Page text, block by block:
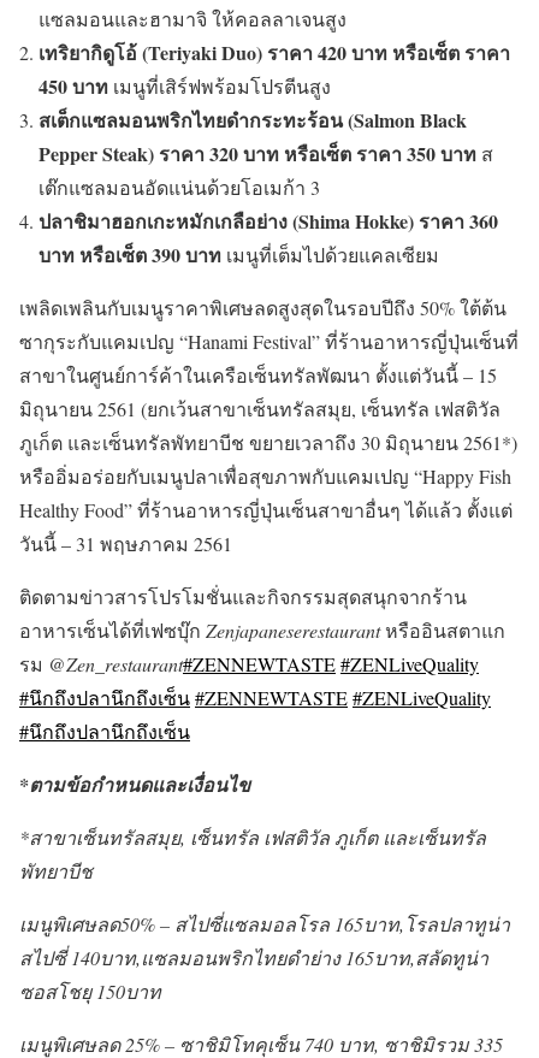
แซลมอนและฮามาจิ ให้คอลลาเจนสูง
เทริยากิดูโอ้ (Teriyaki Duo) ราคา 420 บาท หรือเซ็ต ราคา
450 บาท เมนูที่เสิร์ฟพร้อมโปรตีนสูง
สเต็กแซลมอนพริกไทยดำกระทะร้อน (Salmon Black
Pepper Steak) ราคา 320 บาท หรือเซ็ต ราคา 350 บาท ส
เต๊กแซลมอนอัดแน่นด้วยโอเมก้า 3
ปลาชิมาฮอกเกะหมักเกลือย่าง (Shima Hokke) ราคา 360
บาท หรือเซ็ต 390 บาท เมนูที่เต็มไปด้วยแคลเซียม
เพลิดเพลินกับเมนูราคาพิเศษลดสูงสุดในรอบปีถึง 50% ใต้ต้น
ซากุระกับแคมเปญ “Hanami Festival” ที่ร้านอาหารญี่ปุ่นเซ็นที่
สาขาในศูนย์การ์ค้าในเครือเซ็นทรัลพัฒนา ตั้งแต่วันนี้ – 15
มิถุนายน 2561 (ยกเว้นสาขาเซ็นทรัลสมุย, เซ็นทรัล เฟสติวัล
ภูเก็ต และเซ็นทรัลพัทยาบีช ขยายเวลาถึง 30 มิถุนายน 2561*)
หรืออิ่มอร่อยกับเมนูปลาเพื่อสุขภาพกับแคมเปญ “Happy Fish
Healthy Food” ที่ร้านอาหารญี่ปุ่นเซ็นสาขาอื่นๆ ได้แล้ว ตั้งแต่
วันนี้ – 31 พฤษภาคม 2561
ติดตามข่าวสารโปรโมชั่นและกิจกรรมสุดสนุกจากร้าน
อาหารเซ็นได้ที่เฟซบุ๊ก Zenjapaneserestaurantหรืออินสตาแก
รม @Zen_restaurant#ZENNEWTASTE#ZENLiveQuality
#นึกถึงปลานึกถึงเซ็น#ZENNEWTASTE#ZENLiveQuality
#นึกถึงปลานึกถึงเซ็น
*ตามข้อกำหนดและเงื่อนไข
*สาขาเซ็นทรัลสมุย, เซ็นทรัล เฟสติวัล ภูเก็ต และเซ็นทรัล
พัทยาบีช
เมนูพิเศษลด50% – สไปซี่แซลมอลโรล 165บาท,โรลปลาทูน่า
สไปซี่ 140บาท,แซลมอนพริกไทยดำย่าง 165บาท,สลัดทูน่า
ซอสโชยุ 150บาท
เมนูพิเศษลด25% – ซาชิมิโทคุเซ็น 740 บาท, ซาชิมิรวม 335